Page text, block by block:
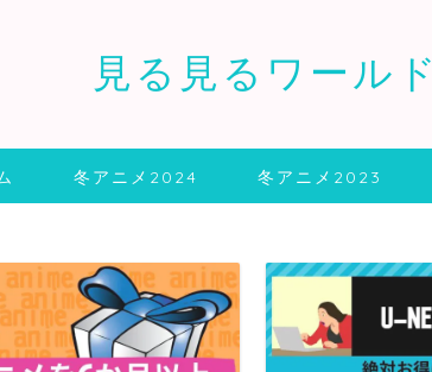
見る見るワールド
冬アニメ2024 冬アニメ2023